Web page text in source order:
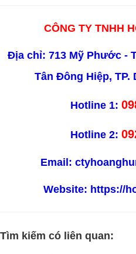
CÔNG TY TNHH
Địa chỉ: 713 Mỹ Phước -
Tân Đông Hiệp,
Hotline 1:
Hotline 2:
Email:
Website: https://
Tìm kiếm có liên quan: